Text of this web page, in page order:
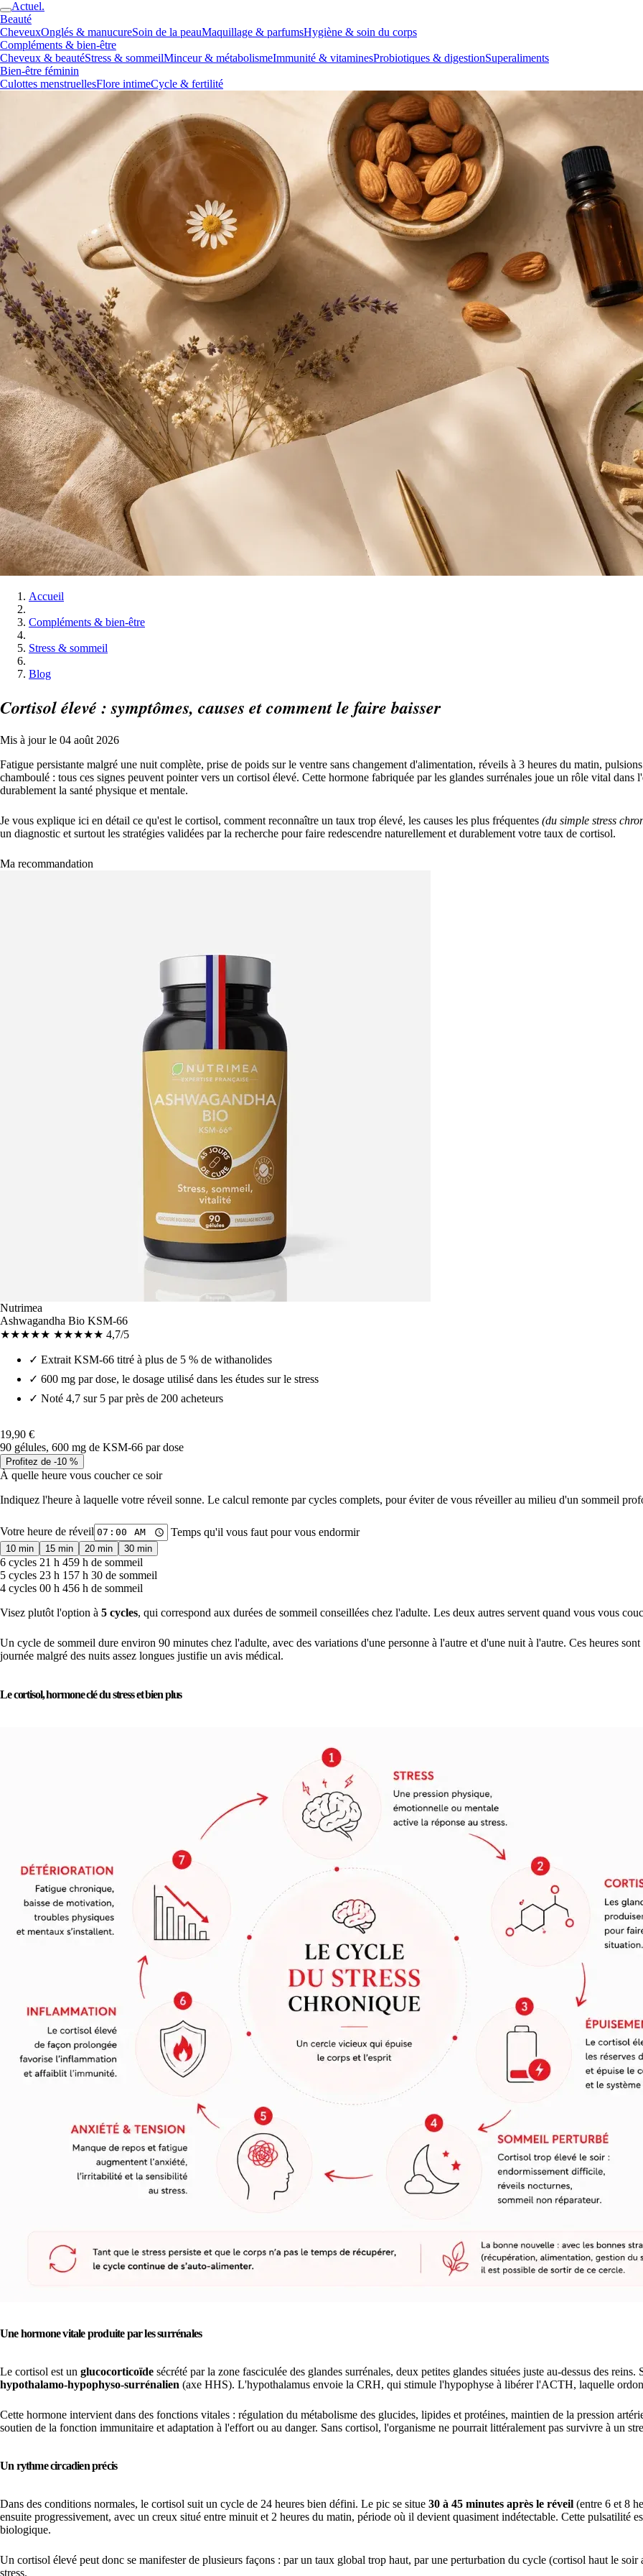
Actuel.
Beauté
CheveuxOnglés & manucureSoin de la peauMaquillage & parfumsHygiène & soin du corps
Compléments & bien-être
Cheveux & beautéStress & sommeilMinceur & métabolismeImmunité & vitaminesProbiotiques & digestionSuperaliments
Bien-être féminin
Culottes menstruellesFlore intimeCycle & fertilité
Accueil
Compléments & bien-être
Stress & sommeil
Blog
Cortisol élevé : symptômes, causes et comment le faire baisser
Mis à jour le 04 août 2026
Fatigue persistante malgré une nuit complète, prise de poids sur le ventre sans changement d'alimentation, réveils à 3 heures du matin,
chamboulé : tous ces signes peuvent pointer vers un cortisol élevé. Cette hormone fabriquée par les glandes surrénales joue un rôle vital
durablement la santé physique et mentale.
Je vous explique ici en détail ce qu'est le cortisol, comment reconnaître un taux trop élevé, les causes les plus fréquentes (du simple stress
un diagnostic et surtout les stratégies validées par la recherche pour faire redescendre naturellement et durablement votre taux de cortisol.
Ma recommandation
Nutrimea
Ashwagandha Bio KSM-66
★★★★★ ★★★★★ 4,7/5
✓ Extrait KSM-66 titré à plus de 5 % de withanolides
✓ 600 mg par dose, le dosage utilisé dans les études sur le stress
✓ Noté 4,7 sur 5 par près de 200 acheteurs
19,90 €
90 gélules, 600 mg de KSM-66 par dose
Profitez de -10 %
À quelle heure vous coucher ce soir
Indiquez l'heure à laquelle votre réveil sonne. Le calcul remonte par cycles complets, pour éviter de vous réveiller au milieu d'un sommeil
Votre heure de réveil Temps qu'il vous faut pour vous endormir
10 min 15 min 20 min 30 min
6 cycles 21 h 459 h de sommeil
5 cycles 23 h 157 h 30 de sommeil
4 cycles 00 h 456 h de sommeil
Visez plutôt l'option à 5 cycles, qui correspond aux durées de sommeil conseillées chez l'adulte. Les deux autres servent quand vous vous
Un cycle de sommeil dure environ 90 minutes chez l'adulte, avec des variations d'une personne à l'autre et d'une nuit à l'autre. Ces heures
journée malgré des nuits assez longues justifie un avis médical.
Le cortisol, hormone clé du stress et bien plus
Une hormone vitale produite par les surrénales
Le cortisol est un glucocorticoïde sécrété par la zone fasciculée des glandes surrénales, deux petites glandes situées juste au-dessus des
hypothalamo-hypophyso-surrénalien (axe HHS). L'hypothalamus envoie la CRH, qui stimule l'hypophyse à libérer l'ACTH, laquelle
Cette hormone intervient dans des fonctions vitales : régulation du métabolisme des glucides, lipides et protéines, maintien de la pression
soutien de la fonction immunitaire et adaptation à l'effort ou au danger. Sans cortisol, l'organisme ne pourrait littéralement pas survivre à un
Un rythme circadien précis
Dans des conditions normales, le cortisol suit un cycle de 24 heures bien défini. Le pic se situe 30 à 45 minutes après le réveil (entre 6 et 8
ensuite progressivement, avec un creux situé entre minuit et 2 heures du matin, période où il devient quasiment indétectable. Cette pulsatilité
biologique.
Un cortisol élevé peut donc se manifester de plusieurs façons : par un taux global trop haut, par une perturbation du cycle (cortisol haut le
stress.